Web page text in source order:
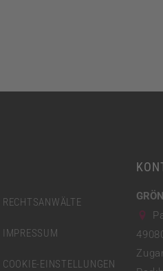
RECHTSANWÄLTE
IMPRESSUM
COOKIE-EINSTELLUNGEN